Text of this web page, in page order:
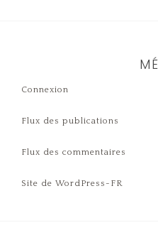
Connexion
Flux des publications
Flux des commentaires
Site de WordPress-FR